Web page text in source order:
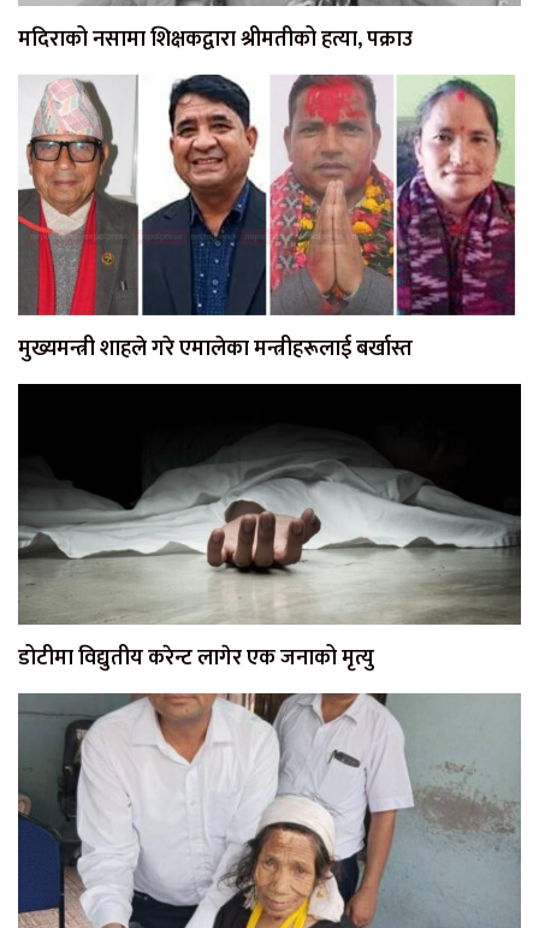
मदिराको नसामा शिक्षकद्वारा श्रीमतीको हत्या, पक्राउ
मुख्यमन्त्री शाहले गरे एमालेका मन्त्रीहरूलाई बर्खास्त
डोटीमा विद्युतीय करेन्ट लागेर एक जनाको मृत्यु